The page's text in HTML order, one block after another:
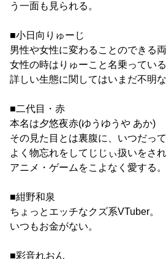
う一面も見られる。
■小日向りゅーじ
男性や女性に変わることのできる両
女性の時はりゅーこと名乗っている
詳しい生態に関してはいまだ不明な
■二代目・赤
本名は夕悠夜赤(ゆうゆうや あか)
その見た目とは裏腹に、いつだっ
よく物忘れをしてじじぃ扱いをさ
アニメ・ゲームをこよなく愛する。
■紺野和泉
ちょっとエッチなクズ系VTuber。
いつもお金がない。
■彩音れおん